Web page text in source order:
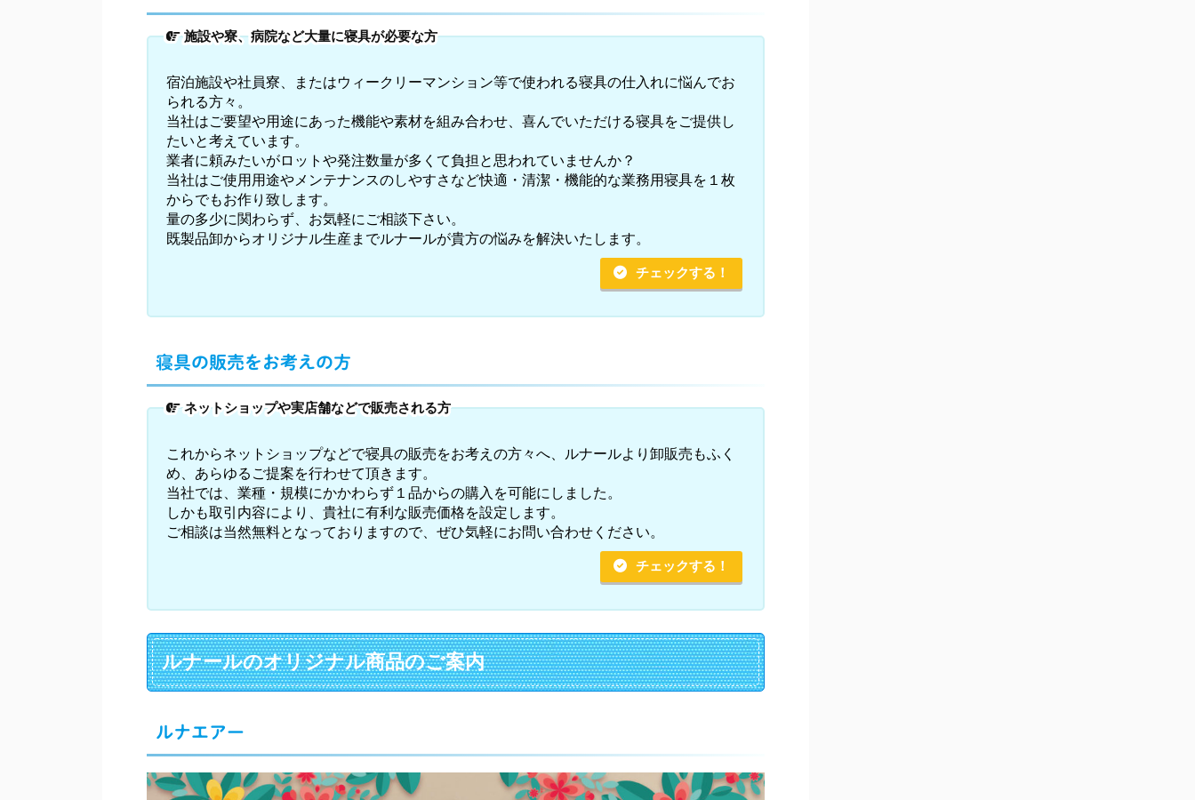
施設や寮、病院など大量に寝具が必要な方
宿泊施設や社員寮、またはウィークリーマンション等で使われる寝具の仕入れに悩んでお
られる方々。
当社はご要望や用途にあった機能や素材を組み合わせ、喜んでいただける寝具をご提供し
たいと考えています。
業者に頼みたいがロットや発注数量が多くて負担と思われていませんか？
当社はご使用用途やメンテナンスのしやすさなど快適・清潔・機能的な業務用寝具を１枚
からでもお作り致します。
量の多少に関わらず、お気軽にご相談下さい。
既製品卸からオリジナル生産までルナールが貴方の悩みを解決いたします。
チェックする！
寝具の販売をお考えの方
ネットショップや実店舗などで販売される方
これからネットショップなどで寝具の販売をお考えの方々へ、ルナールより卸販売もふく
め、あらゆるご提案を行わせて頂きます。
当社では、業種・規模にかかわらず１品からの購入を可能にしました。
しかも取引内容により、貴社に有利な販売価格を設定します。
ご相談は当然無料となっておりますので、ぜひ気軽にお問い合わせください。
チェックする！
ルナールのオリジナル商品のご案内
ルナエアー